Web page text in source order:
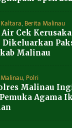
Berita Malinau
Air Cek
Dikeluarkan
Malinau
Polri
Malinau
Agama